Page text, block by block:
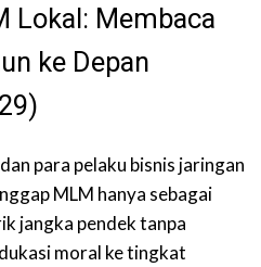
Lokal: Membaca
ke Depan
para pelaku bisnis jaringan
MLM hanya sebagai
jangka pendek tanpa
moral ke tingkat